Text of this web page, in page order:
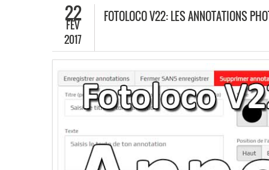
22
FÉV
2017
FOTOLOCO V22: LES ANNOTATIONS